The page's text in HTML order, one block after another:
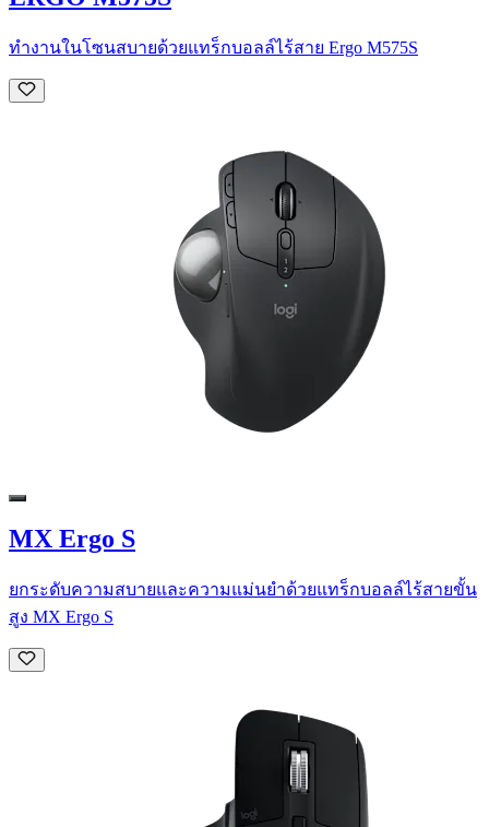
ทำงานในโซนสบายด้วยแทร็กบอลล์ไร้สาย Ergo M575S
MX Ergo S
ยกระดับความสบายและความแม่นยำด้วยแทร็กบอลล์ไร้สายขั้น
สูง MX Ergo S